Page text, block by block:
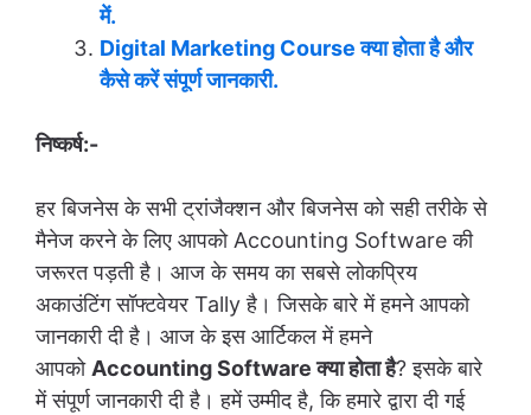
में.
Digital Marketing Course क्या होता है और
कैसे करें संपूर्ण जानकारी.
निष्कर्ष:-
हर बिजनेस के सभी ट्रांजैक्शन और बिजनेस को सही तरीके से
मैनेज करने के लिए आपको Accounting Software की
जरूरत पड़ती है। आज के समय का सबसे लोकप्रिय
अकाउंटिंग सॉफ्टवेयर Tally है। जिसके बारे में हमने आपको
जानकारी दी है। आज के इस आर्टिकल में हमने
आपको Accounting Software क्या होता है? इसके बारे
में संपूर्ण जानकारी दी है। हमें उम्मीद है, कि हमारे द्वारा दी गई